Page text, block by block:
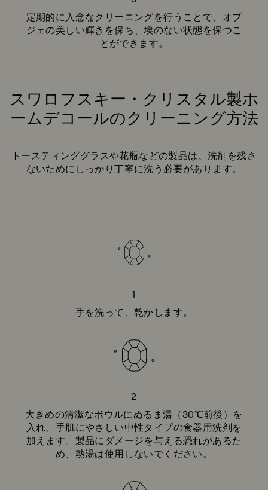
定期的に入念なクリーニングを行うことで、オブ
ジェの美しい輝きを保ち、埃のない状態を保つこ
とができます。
スワロフスキー・クリスタル製ホ
ームデコールのクリーニング方法
トースティンググラスや花瓶などの製品は、洗剤を残さ
ないためにしっかり丁寧に洗う必要があります。
1
手を洗って、乾かします。
2
大きめの清潔なボウルにぬるま湯（30℃前後）を
入れ、手肌にやさしい中性タイプの食器用洗剤を
加えます。製品にダメージを与える恐れがあるた
め、熱湯は使用しないでください。